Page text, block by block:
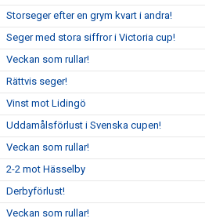
Storseger efter en grym kvart i andra!
Seger med stora siffror i Victoria cup!
Veckan som rullar!
Rättvis seger!
Vinst mot Lidingö
Uddamålsförlust i Svenska cupen!
Veckan som rullar!
2-2 mot Hässelby
Derbyförlust!
Veckan som rullar!